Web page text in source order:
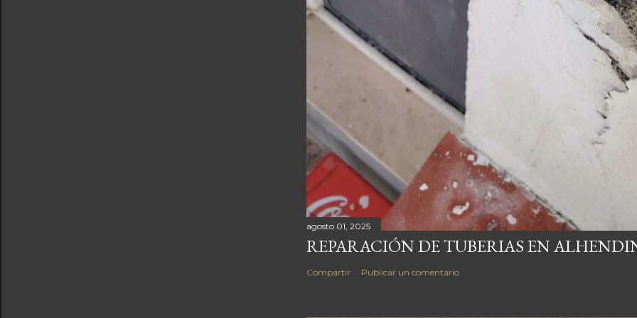
agosto 01, 2025
REPARACIÓN DE TUBERIAS EN
Compartir Publicar un comentario